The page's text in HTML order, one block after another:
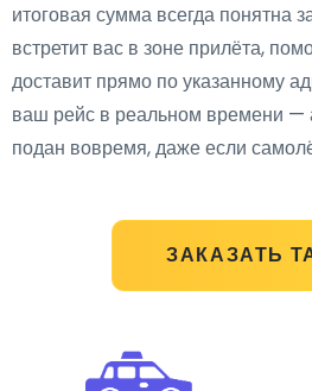
ЗАКАЗАТЬ
итоговая сумма всегда понятна
встретит вас в зоне прилёта,
доставит прямо по указанному
ваш рейс в реальном времени —
подан вовремя, даже если